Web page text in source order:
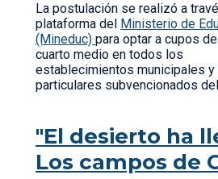
La postulación se realizó a
plataforma del Ministerio de
(Mineduc) para optar a cupos
cuarto medio en todos los
establecimientos municipales y
particulares subvencionados
"El desierto ha
Los campos de